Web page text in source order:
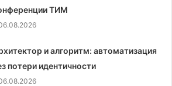
ТИМ
и алгоритм: автоматизация
потери идентичности